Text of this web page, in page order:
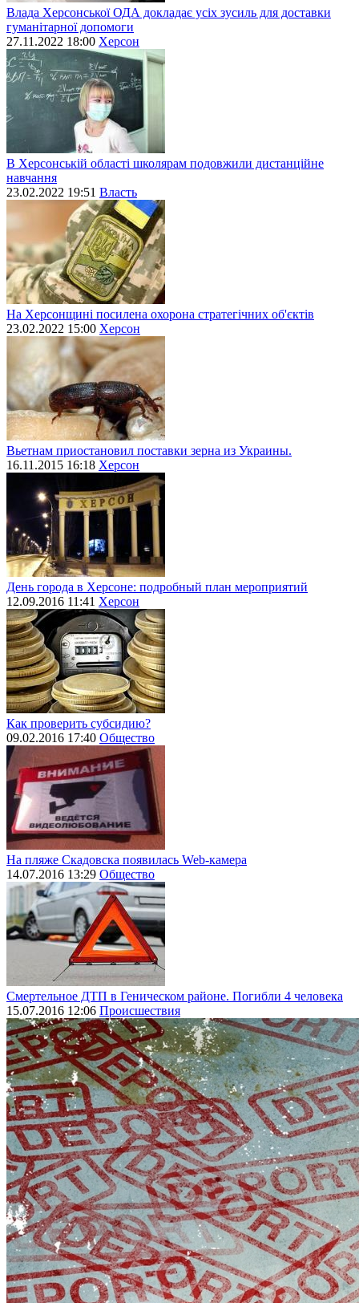
Влада Херсонської ОДА докладає усіх зусиль для доставки
гуманітарної допомоги
27.11.2022 18:00 Херсон
В Херсонській області школярам подовжили дистанційне
навчання
23.02.2022 19:51 Власть
На Херсонщині посилена охорона стратегічних об'єктів
23.02.2022 15:00 Херсон
Вьетнам приостановил поставки зерна из Украины.
16.11.2015 16:18 Херсон
День города в Херсоне: подробный план мероприятий
12.09.2016 11:41 Херсон
Как проверить субсидию?
09.02.2016 17:40 Общество
На пляже Скадовска появилась Web-камера
14.07.2016 13:29 Общество
Смертельное ДТП в Геническом районе. Погибли 4 человека
15.07.2016 12:06 Происшествия